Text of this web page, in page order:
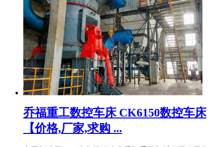
乔福重工数控车床 CK6150数控车床
【价格,厂家,求购 ...